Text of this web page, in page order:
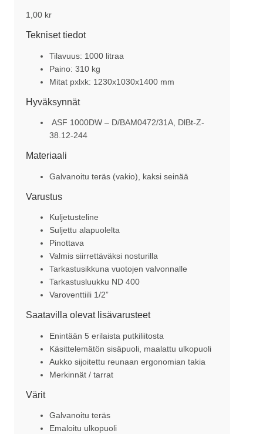
1,00 kr
Tekniset tiedot
Tilavuus: 1000 litraa
Paino: 310 kg
Mitat pxlxk: 1230x1030x1400 mm
Hyväksynnät
ASF 1000DW – D/BAM0472/31A, DlBt-Z-
38.12-244
Materiaali
Galvanoitu teräs (vakio), kaksi seinää
Varustus
Kuljetusteline
Suljettu alapuolelta
Pinottava
Valmis siirrettäväksi nosturilla
Tarkastusikkuna vuotojen valvonnalle
Tarkastusluukku ND 400
Varoventtiili 1/2”
Saatavilla olevat lisävarusteet
Enintään 5 erilaista putkiliitosta
Käsittelemätön sisäpuoli, maalattu ulkopuoli
Aukko sijoitettu reunaan ergonomian takia
Merkinnät / tarrat
Värit
Galvanoitu teräs
Emaloitu ulkopuoli